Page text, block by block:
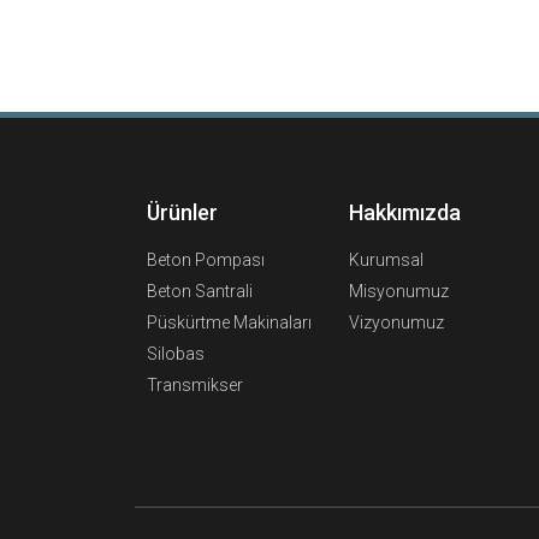
Ürünler
Beton Pompası
Beton Santrali
Püskürtme Makinaları
Silobas
Transmikser
Hakkımızda
Kurumsal
Misyonumuz
Vizyonumuz